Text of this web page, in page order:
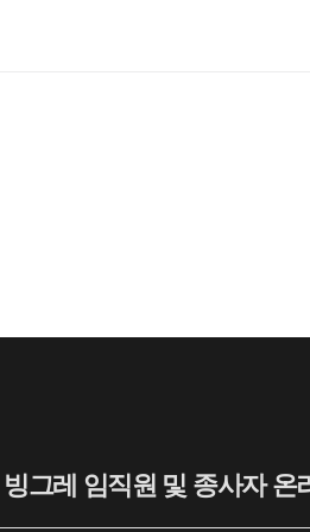
빙그레 임직원 및 종사자 온